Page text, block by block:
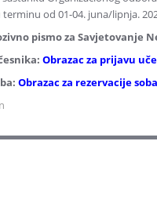
od 01-04. juna/lipnja.
pismo za Savjetovanje
Obrazac za prijavu
Obrazac za rezervacije